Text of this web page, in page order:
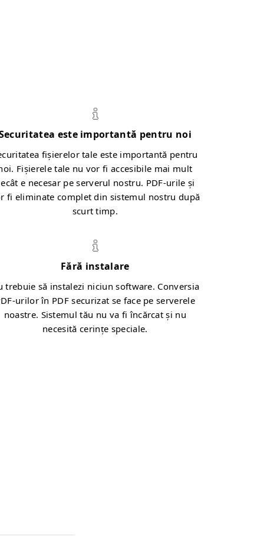
este importantă pentru noi
fișierelor tale este importantă pentru
Fișierele tale nu vor fi accesibile mai mult
e necesar pe serverul nostru. PDF-urile și
fi eliminate complet din sistemul nostru după
scurt timp.
Fără instalare
trebuie să instalezi niciun software. Conversia
urilor în PDF securizat se face pe serverele
noastre. Sistemul tău nu va fi încărcat și nu
necesită cerințe speciale.